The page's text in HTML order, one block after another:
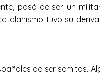
pasó de ser un
tuvo su
de ser semitas.